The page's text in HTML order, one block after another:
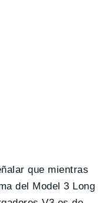
que mientras
del Model 3 Long